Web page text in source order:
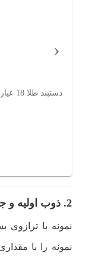
دستبند طلا 18 عیار زنانه مدل قلب و بینهایت
‹
2. ذوب اولیه و جداسازی ناخالصی
نمونه با
نمونه را با